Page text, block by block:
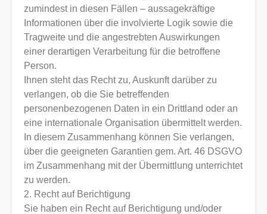
zumindest in diesen Fällen – aussagekräftige
Informationen über die involvierte Logik sowie die
Tragweite und die angestrebten Auswirkungen
einer derartigen Verarbeitung für die betroffene
Person.
Ihnen steht das Recht zu, Auskunft darüber zu
verlangen, ob die Sie betreffenden
personenbezogenen Daten in ein Drittland oder an
eine internationale Organisation übermittelt werden.
In diesem Zusammenhang können Sie verlangen,
über die geeigneten Garantien gem. Art. 46 DSGVO
im Zusammenhang mit der Übermittlung unterrichtet
zu werden.
2. Recht auf Berichtigung
Sie haben ein Recht auf Berichtigung und/oder